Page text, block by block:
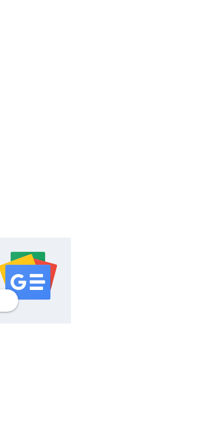
profilgoogle news